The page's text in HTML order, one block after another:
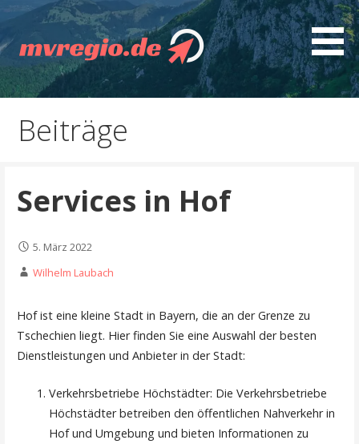
m
I
n
mvregio.de
Entdecken Sie MVregio - spannende Artikel, gut
nützliche Tipps
Beiträge
Services in Hof
5. März 2022
Wilhelm Laubach
Hof ist eine kleine Stadt in Bayern, die an der Grenze zu
Tschechien liegt. Hier finden Sie eine Auswahl der besten
Dienstleistungen und Anbieter in der Stadt:
Verkehrsbetriebe Höchstädter: Die Verkehrsbetriebe
Höchstädter betreiben den öffentlichen Nahverkehr in
Hof und Umgebung und bieten Informationen zu